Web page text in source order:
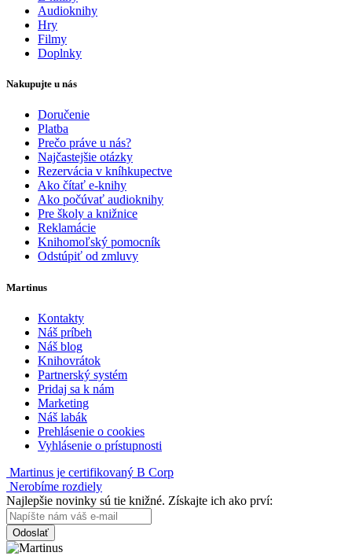
Audioknihy
Hry
Filmy
Doplnky
Nakupujte u nás
Doručenie
Platba
Prečo práve u nás?
Najčastejšie otázky
Rezervácia v kníhkupectve
Ako čítať e-knihy
Ako počúvať audioknihy
Pre školy a knižnice
Reklamácie
Knihomoľský pomocník
Odstúpiť od zmluvy
Martinus
Kontakty
Náš príbeh
Náš blog
Knihovrátok
Partnerský systém
Pridaj sa k nám
Marketing
Náš labák
Prehlásenie o cookies
Vyhlásenie o prístupnosti
Martinus je certifikovaný B Corp
Nerobíme rozdiely
Najlepšie novinky sú tie knižné. Získajte ich ako prví:
Odoslať